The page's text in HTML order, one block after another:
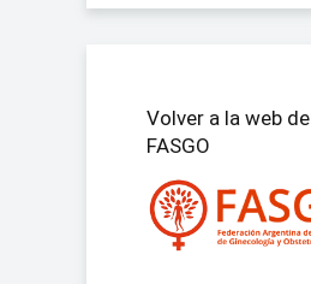
Volver a la web de
FASGO